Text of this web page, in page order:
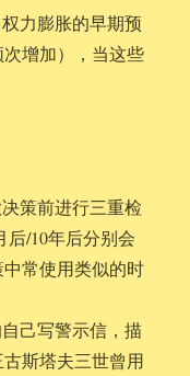
力膨胀的早期预
增加），当这些
策前进行三重检
后/10年后分别会
常使用类似的时
己写警示信，描
斯塔夫三世曾用